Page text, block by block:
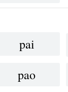
pai
pao